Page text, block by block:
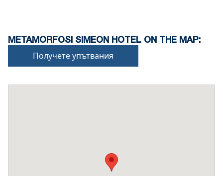
METAMORFOSI SIMEON HOTEL ON THE MAP:
Получете упътвания